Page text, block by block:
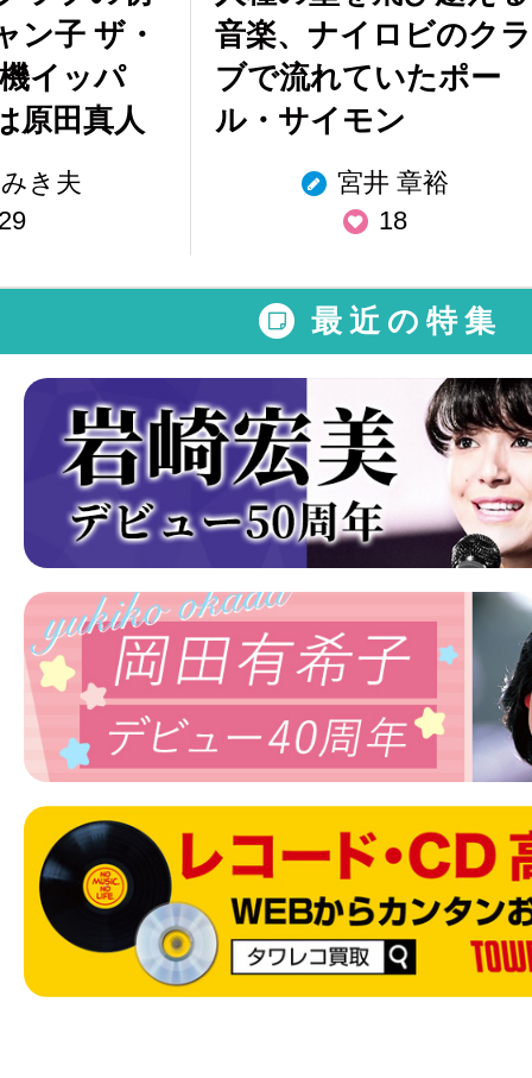
ン子 ザ・
イッパ
原田真人
き夫
音楽、ナイロビのクラ
ブで流れていたポー
ル・サイモン
宮井 章裕
18
最近の特集